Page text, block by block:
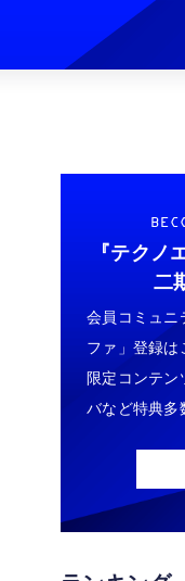
『テクノ
二
会員コミュニ
ファ」登録は
限定コンテ
バなど特典多